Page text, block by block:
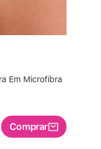
Em Microfibra
Comprar